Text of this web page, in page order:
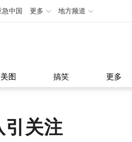
急中国 更多 地方频道
美图 搞笑 更多
引关注